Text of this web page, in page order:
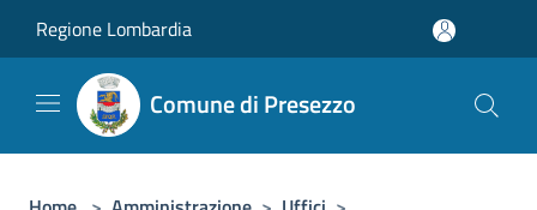
Regione Lombardia
Comune di Presezzo